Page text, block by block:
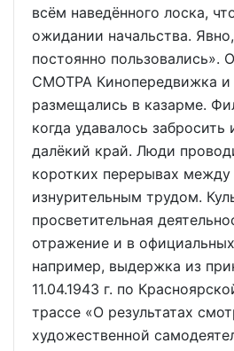
всём наведённого лоска,
ожидании начальства.
постоянно пользовались».
СМОТРА Кинопередвижка и
размещались в казарме.
когда удавалось забросить
далёкий край. Люди
коротких перерывах
изнурительным трудом.
просветительная
отражение и в
например, выдержка из
11.04.1943 г. по
трассе «О результатах
художественной